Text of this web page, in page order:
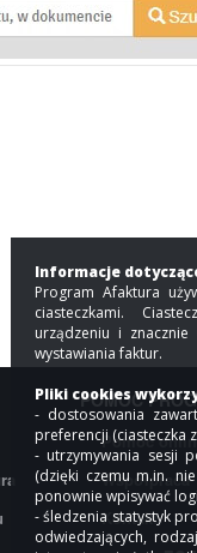
POMOC
Pomoc
Współpraca
Kontakt
Informacje
Program Afaktura
ciasteczkami.
urządzeniu i
wystawiania faktur.
Pliki cookies
- dostosowania
preferencji (ciasteczka
- utrzymywania sesji
(dzięki czemu m.in.
ponownie wpisywać
- śledzenia statystyk
odwiedzających,